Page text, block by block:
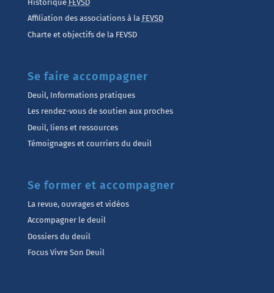
Historique FEVSD
Affiliation des associations à la FEVSD
Charte et objectifs de la FEVSD
Se faire accompagner
Deuil, Informations pratiques
Les rendez-vous de soutien aux proches
Deuil, liens et ressources
Témoignages et courriers du deuil
Se former et accompagner
La revue, ouvrages et vidéos
Accompagner le deuil
Dossiers du deuil
Focus Vivre Son Deuil